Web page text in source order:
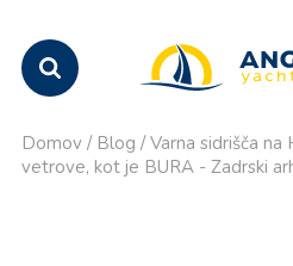
Domov / Blog / Varna sidrišča na
vetrove, kot je BURA - Zadrski